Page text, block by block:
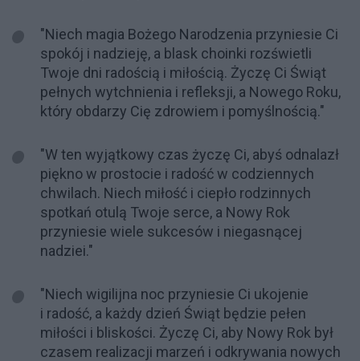
"Niech magia Bożego Narodzenia przyniesie Ci
spokój i nadzieję, a blask choinki rozświetli
Twoje dni radością i miłością. Życzę Ci Świąt
pełnych wytchnienia i refleksji, a Nowego Roku,
który obdarzy Cię zdrowiem i pomyślnością."
"W ten wyjątkowy czas życzę Ci, abyś odnalazł
piękno w prostocie i radość w codziennych
chwilach. Niech miłość i ciepło rodzinnych
spotkań otulą Twoje serce, a Nowy Rok
przyniesie wiele sukcesów i niegasnącej
nadziei."
"Niech wigilijna noc przyniesie Ci ukojenie
i radość, a każdy dzień Świąt będzie pełen
miłości i bliskości. Życzę Ci, aby Nowy Rok był
czasem realizacji marzeń i odkrywania nowych